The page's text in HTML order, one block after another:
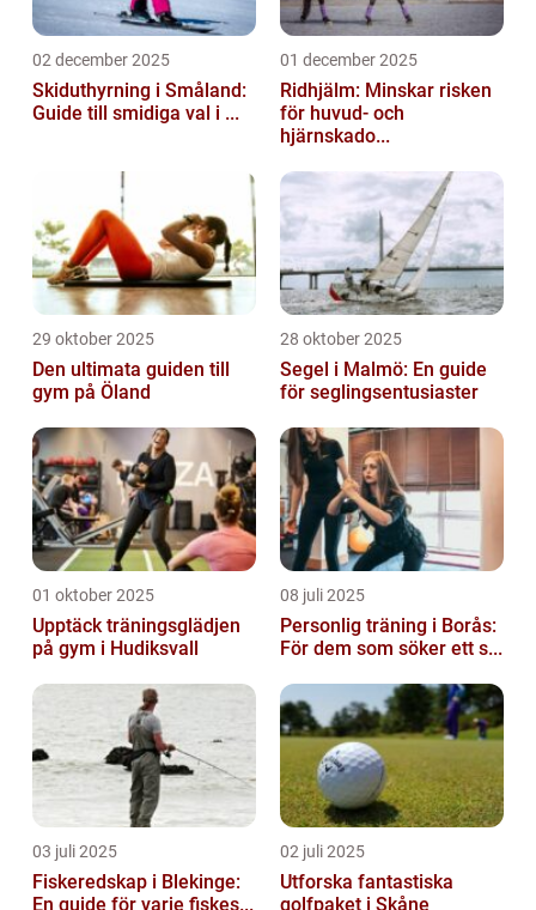
02 december 2025
Skiduthyrning i Småland:
Guide till smidiga val i ...
01 december 2025
Ridhjälm: Minskar risken
för huvud- och
hjärnskado...
29 oktober 2025
Den ultimata guiden till
gym på Öland
28 oktober 2025
Segel i Malmö: En guide
för seglingsentusiaster
01 oktober 2025
Upptäck träningsglädjen
på gym i Hudiksvall
08 juli 2025
Personlig träning i Borås:
För dem som söker ett s...
03 juli 2025
Fiskeredskap i Blekinge:
En guide för varje fiskes...
02 juli 2025
Utforska fantastiska
golfpaket i Skåne